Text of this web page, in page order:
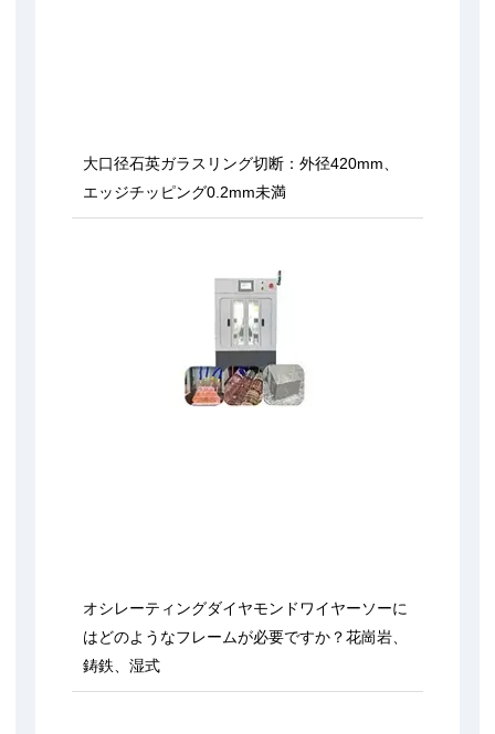
大口径石英ガラスリング切断：外径420mm、
エッジチッピング0.2mm未満
オシレーティングダイヤモンドワイヤーソーに
はどのようなフレームが必要ですか？花崗岩、
鋳鉄、湿式